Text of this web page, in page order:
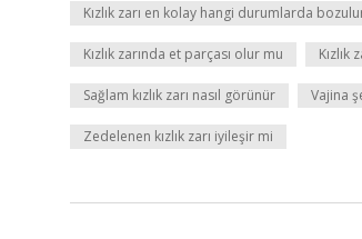
Kızlık zarı en kolay hangi durumlarda
Kızlık zarında et parçası olur mu Kızlık
Sağlam kızlık zarı nasıl görünür Vajina
Zedelenen kızlık zarı iyileşir mi